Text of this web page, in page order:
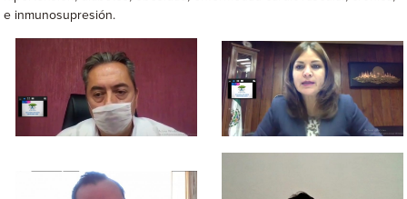
e inmunosupresión.